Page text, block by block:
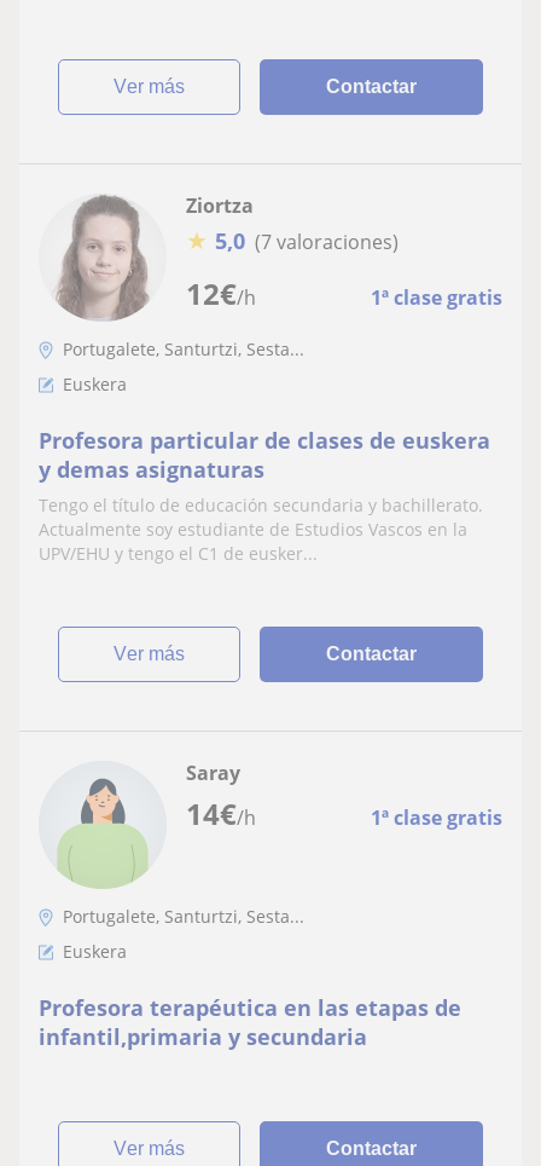
ver más Contactar
12€/h 1ª clase gratis
Ziortza
★ 5,0 (7 valoraciones)
Portugalete, Santurtzi, Sesta...
Euskera
Profesora particular de clases de euskera
y demas asignaturas
Tengo el título de educación secundaria y bachillerato.
Actualmente soy estudiante de Estudios Vascos en la
UPV/EHU y tengo el C1 de eusker...
ver más Contactar
14€/h 1ª clase gratis
Saray
Portugalete, Santurtzi, Sesta...
Euskera
Profesora terapéutica en las etapas de
infantil,primaria y secundaria
ver más Contactar